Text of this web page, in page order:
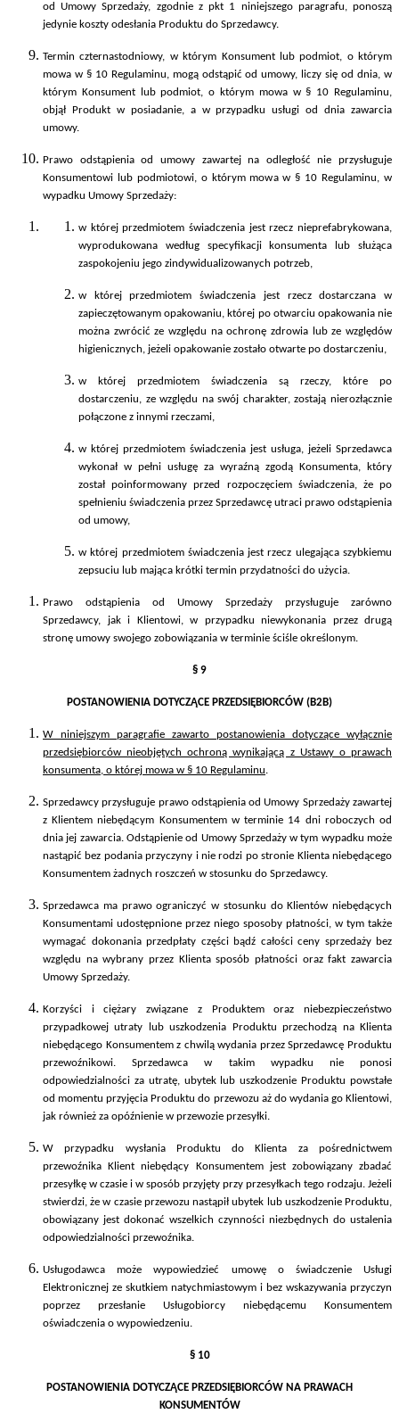
od Umowy Sprzedaży, zgodnie z pkt 1 niniejszego paragrafu, ponoszą
jedynie koszty odesłania Produktu do Sprzedawcy.
Termin czternastodniowy, w którym Konsument lub podmiot, o którym
mowa w § 10 Regulaminu, mogą odstąpić od umowy, liczy się od dnia, w
którym Konsument lub podmiot, o którym mowa w § 10 Regulaminu,
objął Produkt w posiadanie, a w przypadku usługi od dnia zawarcia
umowy.
Prawo odstąpienia od umowy zawartej na odległość nie przysługuje
Konsumentowi lub podmiotowi, o którym mowa w § 10 Regulaminu, w
wypadku Umowy Sprzedaży:
w której przedmiotem świadczenia jest rzecz nieprefabrykowana,
wyprodukowana według specyfikacji konsumenta lub służąca
zaspokojeniu jego zindywidualizowanych potrzeb,
w której przedmiotem świadczenia jest rzecz dostarczana w
zapieczętowanym opakowaniu, której po otwarciu opakowania nie
można zwrócić ze względu na ochronę zdrowia lub ze względów
higienicznych, jeżeli opakowanie zostało otwarte po dostarczeniu,
w której przedmiotem świadczenia są rzeczy, które po
dostarczeniu, ze względu na swój charakter, zostają nierozłącznie
połączone z innymi rzeczami,
w której przedmiotem świadczenia jest usługa, jeżeli Sprzedawca
wykonał w pełni usługę za wyraźną zgodą Konsumenta, który
został poinformowany przed rozpoczęciem świadczenia, że po
spełnieniu świadczenia przez Sprzedawcę utraci prawo odstąpienia
od umowy,
w której przedmiotem świadczenia jest rzecz ulegająca szybkiemu
zepsuciu lub mająca krótki termin przydatności do użycia.
Prawo odstąpienia od Umowy Sprzedaży przysługuje zarówno
Sprzedawcy, jak i Klientowi, w przypadku niewykonania przez drugą
stronę umowy swojego zobowiązania w terminie ściśle określonym.
§ 9
POSTANOWIENIA DOTYCZĄCE PRZEDSIĘBIORCÓW (B2B)
W niniejszym paragrafie zawarto postanowienia dotyczące wyłącznie
przedsiębiorców nieobjętych ochroną wynikającą z Ustawy o prawach
konsumenta, o której mowa w § 10 Regulaminu.
Sprzedawcy przysługuje prawo odstąpienia od Umowy Sprzedaży zawartej
z Klientem niebędącym Konsumentem w terminie 14 dni roboczych od
dnia jej zawarcia. Odstąpienie od Umowy Sprzedaży w tym wypadku może
nastąpić bez podania przyczyny i nie rodzi po stronie Klienta niebędącego
Konsumentem żadnych roszczeń w stosunku do Sprzedawcy.
Sprzedawca ma prawo ograniczyć w stosunku do Klientów niebędących
Konsumentami udostępnione przez niego sposoby płatności, w tym także
wymagać dokonania przedpłaty części bądź całości ceny sprzedaży bez
względu na wybrany przez Klienta sposób płatności oraz fakt zawarcia
Umowy Sprzedaży.
Korzyści i ciężary związane z Produktem oraz niebezpieczeństwo
przypadkowej utraty lub uszkodzenia Produktu przechodzą na Klienta
niebędącego Konsumentem z chwilą wydania przez Sprzedawcę Produktu
przewoźnikowi. Sprzedawca w takim wypadku nie ponosi
odpowiedzialności za utratę, ubytek lub uszkodzenie Produktu powstałe
od momentu przyjęcia Produktu do przewozu aż do wydania go Klientowi,
jak również za opóźnienie w przewozie przesyłki.
W przypadku wysłania Produktu do Klienta za pośrednictwem
przewoźnika Klient niebędący Konsumentem jest zobowiązany zbadać
przesyłkę w czasie i w sposób przyjęty przy przesyłkach tego rodzaju. Jeżeli
stwierdzi, że w czasie przewozu nastąpił ubytek lub uszkodzenie Produktu,
obowiązany jest dokonać wszelkich czynności niezbędnych do ustalenia
odpowiedzialności przewoźnika.
Usługodawca może wypowiedzieć umowę o świadczenie Usługi
Elektronicznej ze skutkiem natychmiastowym i bez wskazywania przyczyn
poprzez przesłanie Usługobiorcy niebędącemu Konsumentem
oświadczenia o wypowiedzeniu.
§ 10
POSTANOWIENIA DOTYCZĄCE PRZEDSIĘBIORCÓW NA PRAWACH
KONSUMENTÓW